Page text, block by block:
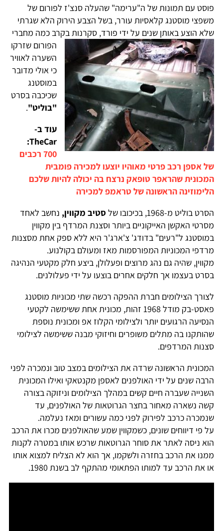
פוסט עם תמונות של ה"ערימה" שהעלה סנצ'ז לפורום של
משפצי מוסטנג קלאסיות עורר, בשל הצבע הירוק הלא שגרתי
שלא הוצע באותן שנים על ידי פורד, סקרנות בקרב כמה מחברי
הפורום שזרקו
השערה לאוויר
כי אולי מדובר
במוסטנג
שכיכבה בסרט
"בוליט".
עוד ב-
TheCar:
700 רכבים
של אספן רכב פרטי מאוהיו יוצעו למכירה פומבית
המכונית שהראפר טופאק נרצח בה יכולה להיות שלכם
הלימוזינה הראשונה של טראמפ למכירה
הסרט בוליט מ-1968, בכיכובו של
סטיב מקווין, נחשב לאחד
מסרטי האקשן האייקוניים ביותר וסצנת המרדף בין מקווין
במוסטנג ל"רעים" בדודג' צ'ארג'ר היא ללא ספק אחת מסצנות
מרדפי המכוניות המפורסמות מאז ומעולם בקולנוע.
מקווין, שהיה גם נהג מרוצים ופעלולן, ביצע חלק מקטעי הנהיגה
בסרט בעצמו אך חלקים אחרים בוצעו על ידי פעלולנים.
לצורך הצילומים חברת ההפקה רכשה שתי מכוניות מוסטנג
פאסט-בק מודל 1968 זהות, מכונית אחת ששימשה לקטעי
הנסיעה הרגועים יותר ולצילומי הקלוז אפ ומכונית נוספת
שהותקנו בה מתלים משופרים וחיזוקי מבנה ששימשה לצילומי
סצנות המרדפים.
המכונית הראשונה שרדה את הצילומים במצב טוב ונמכרה לפני
הרבה שנים על ידי האולפנים לאספן מקנטאקי ואילו המכונית
השנייה שעברה חיים קשים במהלך הצילומים וניזוקה בצורה
קשה נשארה מאחור בחצר הגרוטאות של האולפנים, עד
שנמכרה כרכב לפירוק לפני כמה עשורים ומאז נעלמה.
על פי דיווחים שונים, כשמקווין שמע שהאולפנים מכרו את הרכב
הוא ניסה לאתר את סוחר הגרוטאות שרכש אותו במטרה לקנות
ממנו את הרכב בחזרה ולשקמו, אך הוא לא הצליח למצוא אותו
או את הרכב עד למותו הפתאומי מהתקף לב בשנת 1980.